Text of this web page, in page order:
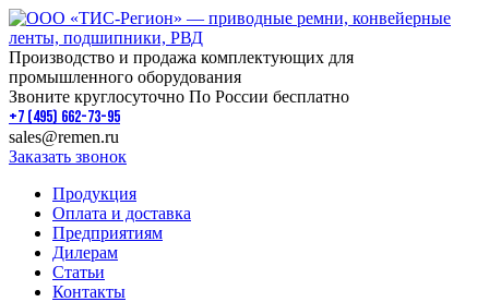
Производство и продажа комплектующих для
промышленного оборудования
Звоните круглосуточно По России бесплатно
+7 (495) 662-73-95
sales@remen.ru
Заказать звонок
Продукция
Оплата и доставка
Предприятиям
Дилерам
Статьи
Контакты